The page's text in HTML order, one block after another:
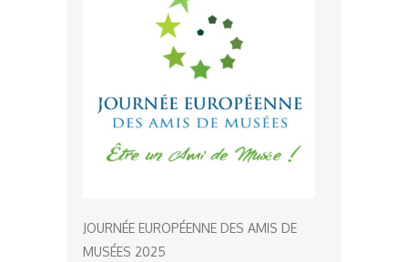
JOURNÉE EUROPÉENNE DES AMIS DE
MUSÉES 2025